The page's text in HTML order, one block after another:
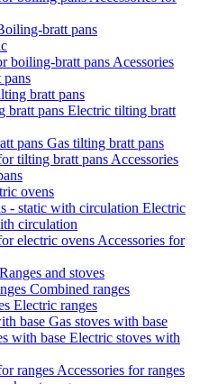
bratt pans
Acessories
bratt pans
Electric tilting bratt
Gas tilting bratt pans
Accessories
ovens
Electric
circulation
Accessories for
Ranges and stoves
Combined ranges
Electric ranges
Gas stoves with base
Electric stoves with
Accessories for ranges